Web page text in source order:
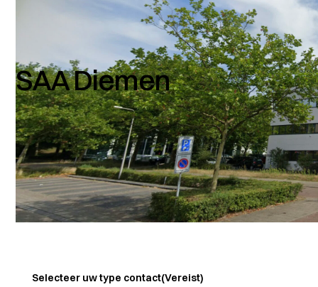
SAA Diemen
Selecteer uw type contact(Vereist)